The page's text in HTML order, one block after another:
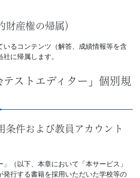
財産権の帰属）
いるコンテンツ（解答、成績情報等を含
に帰属します。
ストエディター」個別規
条件および教員アカウント
」（以下、本章において「本サービス」
発行する書籍を採用いただいた学校等の